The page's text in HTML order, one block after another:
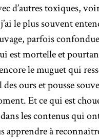
d’autres toxiques,
le plus souvent
parfois
est mortelle et
le muguet qui
des ours et pousse
Et ce qui est
les contenus qui
apprendre à